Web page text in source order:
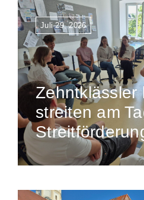
Juli 29, 2026
Zehntklässler
streiten am